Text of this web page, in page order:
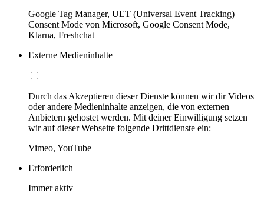
Google Tag Manager, UET (Universal Event Tracking)
Consent Mode von Microsoft, Google Consent Mode,
Klarna, Freshchat
Externe Medieninhalte
Durch das Akzeptieren dieser Dienste können wir dir Videos
oder andere Medieninhalte anzeigen, die von externen
Anbietern gehostet werden. Mit deiner Einwilligung setzen
wir auf dieser Webseite folgende Drittdienste ein:
Vimeo, YouTube
Erforderlich
Immer aktiv